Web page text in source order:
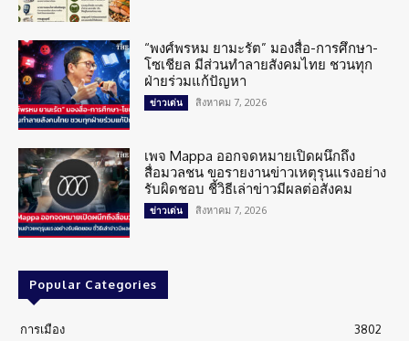
“พงศ์พรหม ยามะรัต” มองสื่อ-การศึกษา-
โซเชียล มีส่วนทำลายสังคมไทย ชวนทุก
ฝ่ายร่วมแก้ปัญหา
ข่าวเด่น สิงหาคม 7, 2026
เพจ Mappa ออกจดหมายเปิดผนึกถึง
สื่อมวลชน ขอรายงานข่าวเหตุรุนแรงอย่าง
รับผิดชอบ ชี้วิธีเล่าข่าวมีผลต่อสังคม
ข่าวเด่น สิงหาคม 7, 2026
Popular Categories
การเมือง
3802